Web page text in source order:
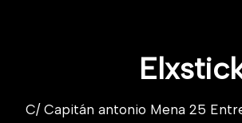
C/ Capitán antonio Mena 25